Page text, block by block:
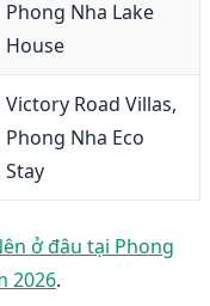
Phong Nha Lake
House
Victory Road Villas,
Phong Nha Eco
Stay
ở đâu tại Phong
2026.